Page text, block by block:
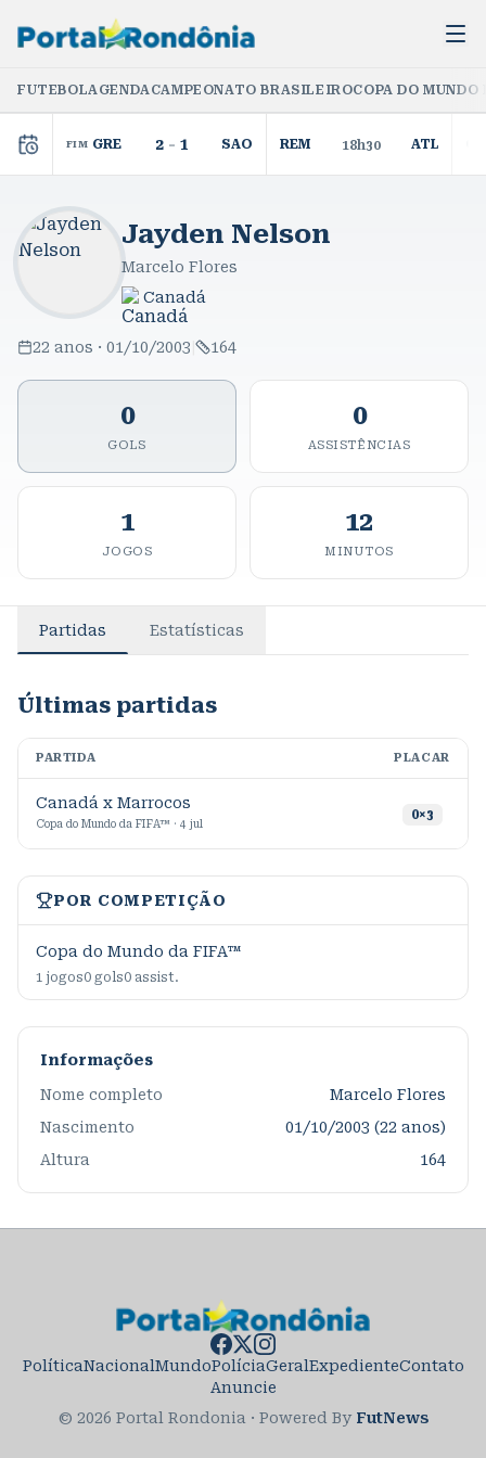
FUTEBOLAGENDACAMPEONATO BRASILEIROCOPA DO
FIM GRE 2 - 1 SAO REM 18h30 ATL
Jayden Nelson
Marcelo Flores
Canadá
22 anos · 01/10/2003 164
0
GOLS
0
ASSISTÊNCIAS
1
JOGOS
12
MINUTOS
Partidas Estatísticas
Últimas partidas
PARTIDA PLACAR
Canadá x Marrocos
Copa do Mundo da FIFA™ · 4 jul
0×3
POR COMPETIÇÃO
Copa do Mundo da FIFA™
1 jogos0 gols0 assist.
Informações
Nome completo
Marcelo Flores
Nascimento
01/10/2003 (22 anos)
Altura
164
PolíticaNacionalMundoPolíciaGeralExpedienteContato
Anuncie
© 2026 Portal Rondonia · Powered By FutNews